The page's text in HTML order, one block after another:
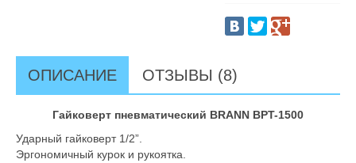
ОПИСАНИЕ ОТЗЫВЫ (8)
Гайковерт пневматический BRANN BPT-1500
Ударный гайковерт 1/2”.
Эргономичный курок и рукоятка.